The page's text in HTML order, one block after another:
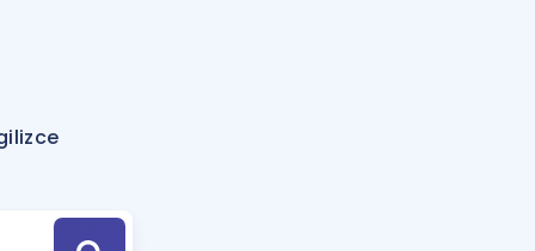
Hesaplama Aracı
için Öneriler
Tek Takvimde